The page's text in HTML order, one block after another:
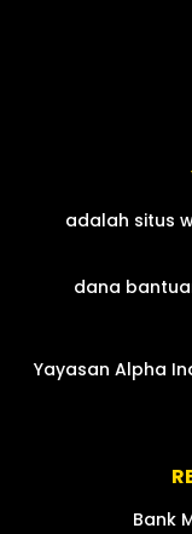
adalah situs
dana
Yayasan Alpha
Bank